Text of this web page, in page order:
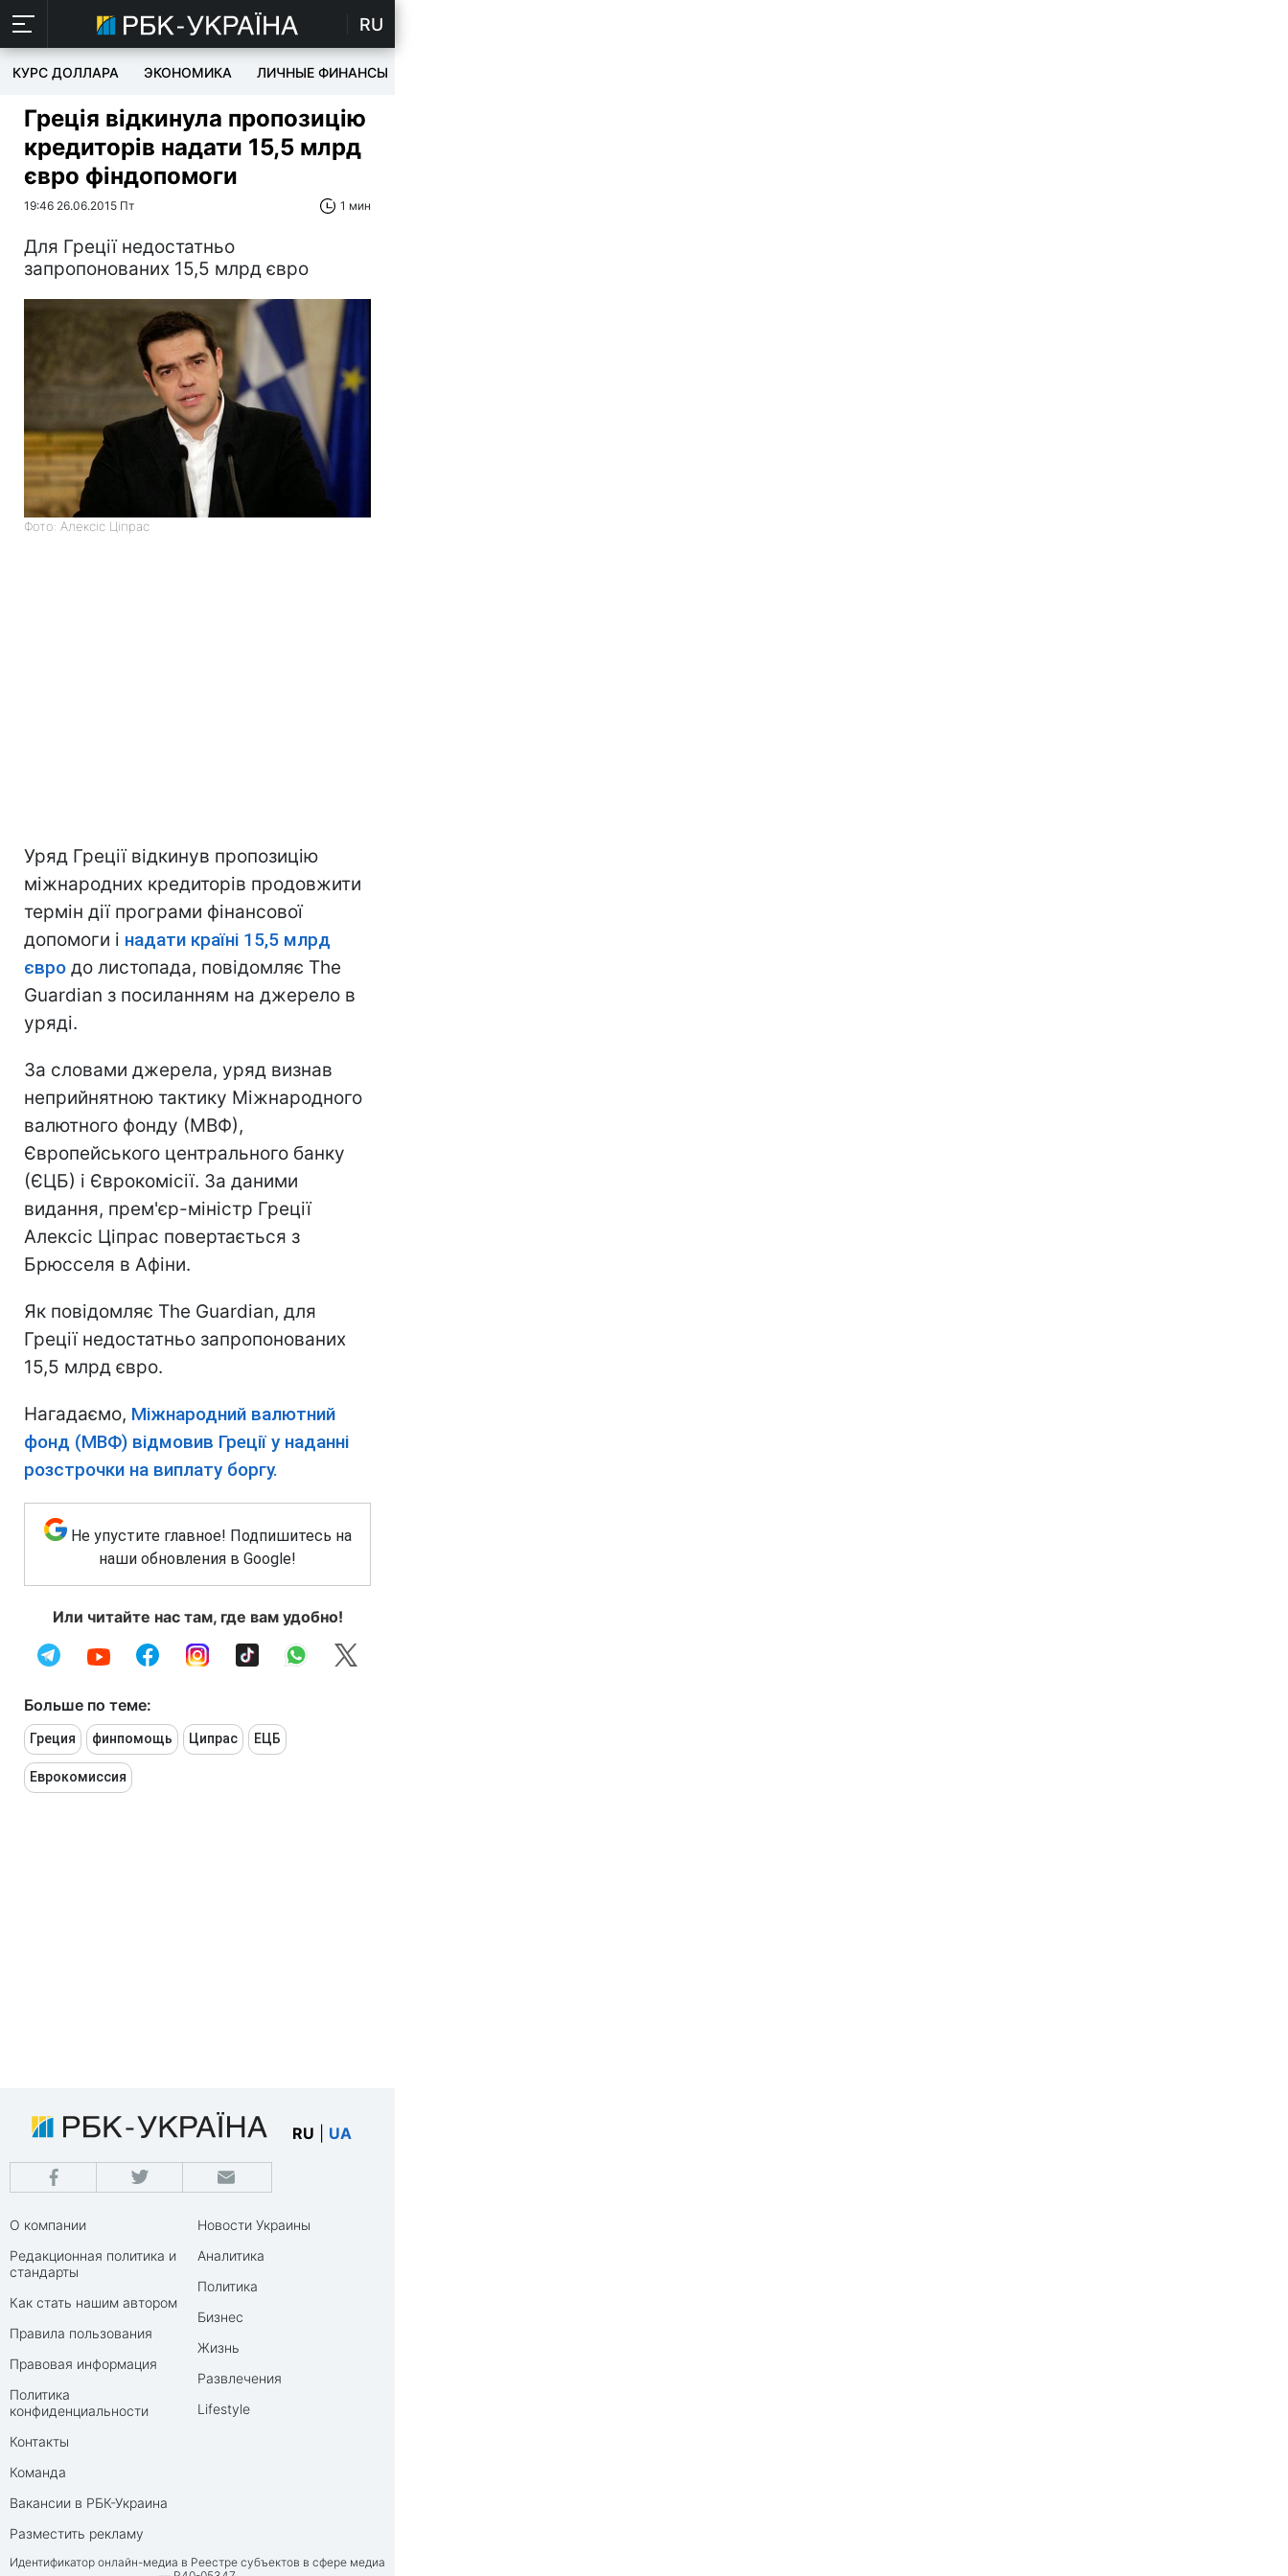
RU
КУРС ДОЛЛАРА ЭКОНОМИКА ЛИЧНЫЕ ФИНАНСЫ
Греція відкинула пропозицію
кредиторів надати 15,5 млрд
євро фіндопомоги
19:46 26.06.2015 Пт 1 мин
Для Греції недостатньо
запропонованих 15,5 млрд євро
Фото: Алексіс Ціпрас
Уряд Греції відкинув пропозицію
міжнародних кредиторів продовжити
термін дії програми фінансової
допомоги і надати країні 15,5 млрд
євро до листопада, повідомляє The
Guardian з посиланням на джерело в
уряді.
За словами джерела, уряд визнав
неприйнятною тактику Міжнародного
валютного фонду (МВФ),
Європейського центрального банку
(ЄЦБ) і Єврокомісії. За даними
видання, прем'єр-міністр Греції
Алексіс Ціпрас повертається з
Брюсселя в Афіни.
Як повідомляє The Guardian, для
Греції недостатньо запропонованих
15,5 млрд євро.
Нагадаємо, Міжнародний валютний
фонд (МВФ) відмовив Греції у наданні
розстрочки на виплату боргу.
Не упустите главное! Подпишитесь на
наши обновления в Google!
Или читайте нас там, где вам удобно!
Больше по теме:
Греция финпомощь Ципрас ЕЦБ
Еврокомиссия
RU UA
О компании
Редакционная политика и
стандарты
Как стать нашим автором
Правила пользования
Правовая информация
Политика
конфиденциальности
Контакты
Команда
Вакансии в РБК-Украина
Разместить рекламу
Новости Украины
Аналитика
Политика
Бизнес
Жизнь
Развлечения
Lifestyle
Идентификатор онлайн-медиа в Реестре субъектов в сфере медиа